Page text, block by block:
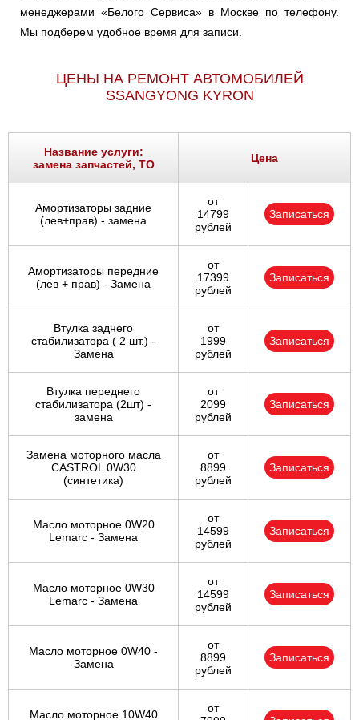
менеджерами «Белого Сервиса» в Москве по телефону.
Мы подберем удобное время для записи.
ЦЕНЫ НА РЕМОНТ АВТОМОБИЛЕЙ
SSANGYONG KYRON
Название услуги:
замена запчастей, ТО
Цена
Амортизаторы задние
(лев+прав) - замена
от
14799
рублей
Записаться
Амортизаторы передние
(лев + прав) - Замена
от
17399
рублей
Записаться
Втулка заднего
стабилизатора ( 2 шт.) -
Замена
от
1999
рублей
Записаться
Втулка переднего
стабилизатора (2шт) -
замена
от
2099
рублей
Записаться
Замена моторного масла
CASTROL 0W30
(синтетика)
от
8899
рублей
Записаться
Масло моторное 0W20
Lemarc - Замена
от
14599
рублей
Записаться
Масло моторное 0W30
Lemarc - Замена
от
14599
рублей
Записаться
Масло моторное 0W40 -
Замена
от
8899
рублей
Записаться
Масло моторное 10W40
от